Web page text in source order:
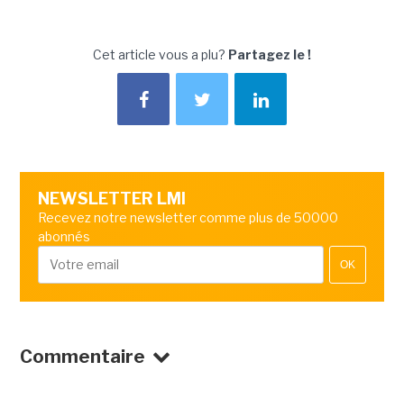
Cet article vous a plu? Partagez le !
NEWSLETTER LMI
Recevez notre newsletter comme plus de 50000
abonnés
OK
Commentaire